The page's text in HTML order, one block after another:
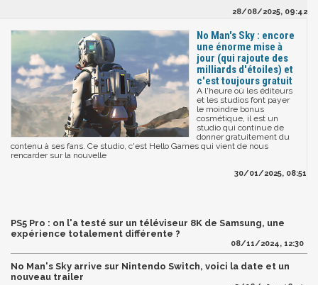
28/08/2025, 09:42
No Man's Sky : encore
une énorme mise à
jour (qui rajoute des
milliards d'étoiles) et
c'est toujours gratuit
A l'heure où les éditeurs
et les studios font payer
le moindre bonus
cosmétique, il est un
studio qui continue de
donner gratuitement du
contenu à ses fans. Ce studio, c'est Hello Games qui vient de nous
rencarder sur la nouvelle
30/01/2025, 08:51
PS5 Pro : on l'a testé sur un téléviseur 8K de Samsung, une
expérience totalement différente ?
08/11/2024, 12:30
No Man's Sky arrive sur Nintendo Switch, voici la date et un
nouveau trailer